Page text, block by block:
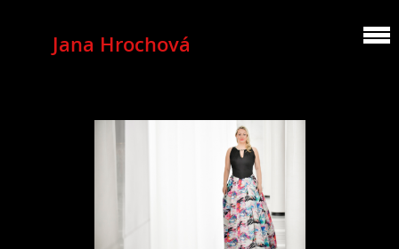
Jana Hrochová
MEZZOSOPRANO